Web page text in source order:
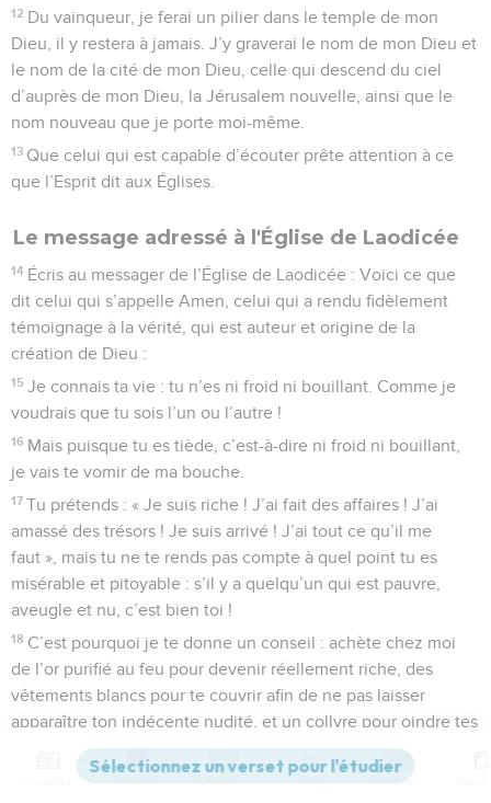
12 Du vainqueur, je ferai un pilier dans le temple de mon
Dieu, il y restera à jamais. J’y graverai le nom de mon Dieu et
le nom de la cité de mon Dieu, celle qui descend du ciel
d’auprès de mon Dieu, la Jérusalem nouvelle, ainsi que le
nom nouveau que je porte moi-même.
13 Que celui qui est capable d’écouter prête attention à ce
que l’Esprit dit aux Églises.
Le message adressé à l'Église de Laodicée
14 Écris au messager de l’Église de Laodicée : Voici ce que
dit celui qui s’appelle Amen, celui qui a rendu fidèlement
témoignage à la vérité, qui est auteur et origine de la
création de Dieu :
15 Je connais ta vie : tu n’es ni froid ni bouillant. Comme je
voudrais que tu sois l’un ou l’autre !
16 Mais puisque tu es tiède, c’est-à-dire ni froid ni bouillant,
je vais te vomir de ma bouche.
17 Tu prétends : « Je suis riche ! J’ai fait des affaires ! J’ai
amassé des trésors ! Je suis arrivé ! J’ai tout ce qu’il me
faut », mais tu ne te rends pas compte à quel point tu es
misérable et pitoyable : s’il y a quelqu’un qui est pauvre,
aveugle et nu, c’est bien toi !
18 C’est pourquoi je te donne un conseil : achète chez moi
de l’or purifié au feu pour devenir réellement riche, des
vêtements blancs pour te couvrir afin de ne pas laisser
apparaître ton indécente nudité, et un collyre pour oindre tes
yeux afin que tu voies clair.
Ceux que j’aime, je les reprends et je les éduque
Versions Commentaires Strong